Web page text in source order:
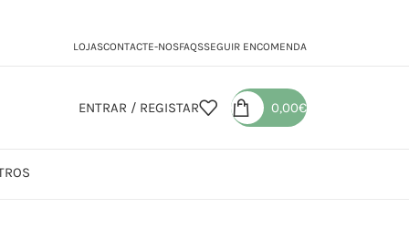
LOJASCONTACTE-NOSFAQSSEGUIR ENCOMENDA
ENTRAR / REGISTAR 0,00€